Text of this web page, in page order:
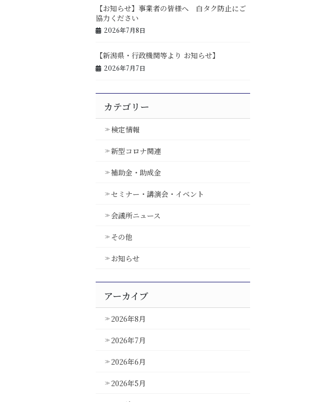
【お知らせ】事業者の皆様へ 白タク防止にご
協力ください
2026年7月8日
【新潟県・行政機関等より お知らせ】
2026年7月7日
カテゴリー
検定情報
新型コロナ関連
補助金・助成金
セミナー・講演会・イベント
会議所ニュース
その他
お知らせ
アーカイブ
2026年8月
2026年7月
2026年6月
2026年5月